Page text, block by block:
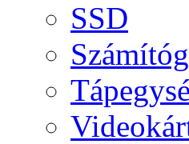
SSD